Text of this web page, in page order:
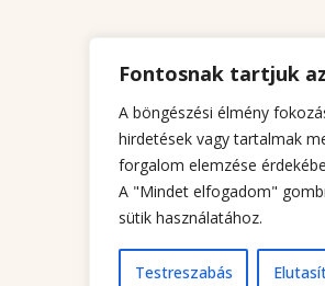
Fontosnak tartjuk
A böngészési élmény
hirdetések vagy tartalmak
forgalom elemzése
A "Mindet elfogadom"
sütik használatához.
Testreszabás